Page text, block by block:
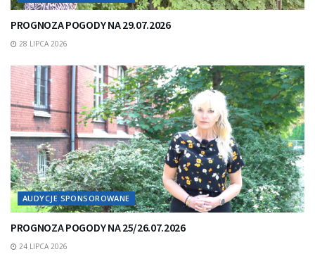
PROGNOZA POGODY NA 29.07.2026
28 LIPCA 2026
AUDYCJE SPONSOROWANE
PROGNOZA POGODY NA 25/26.07.2026
24 LIPCA 2026